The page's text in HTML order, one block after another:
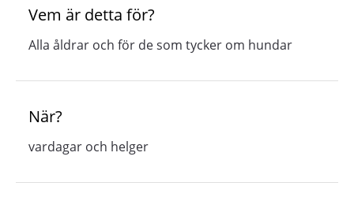
Vem är detta för?
Alla åldrar och för de som tycker om hundar
När?
vardagar och helger